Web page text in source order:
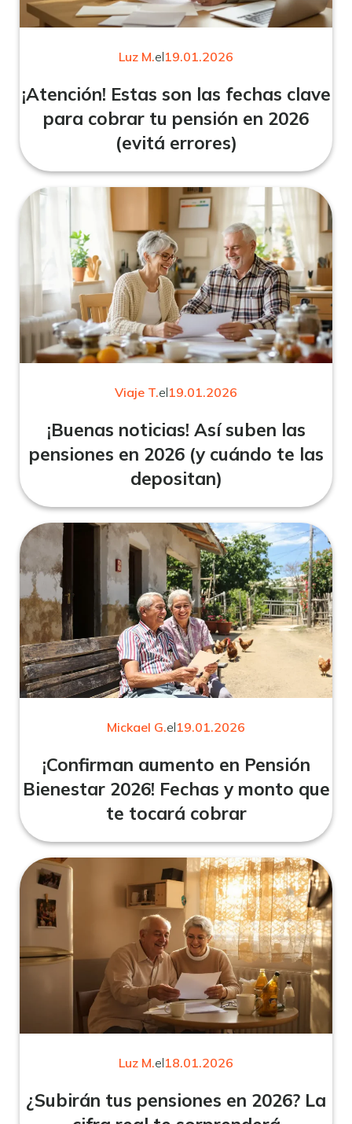
Luz M.el19.01.2026
¡Atención! Estas son las fechas clave
para cobrar tu pensión en 2026
(evitá errores)
Viaje T.el19.01.2026
¡Buenas noticias! Así suben las
pensiones en 2026 (y cuándo te las
depositan)
Mickael G.el19.01.2026
¡Confirman aumento en Pensión
Bienestar 2026! Fechas y monto que
te tocará cobrar
Luz M.el18.01.2026
¿Subirán tus pensiones en 2026? La